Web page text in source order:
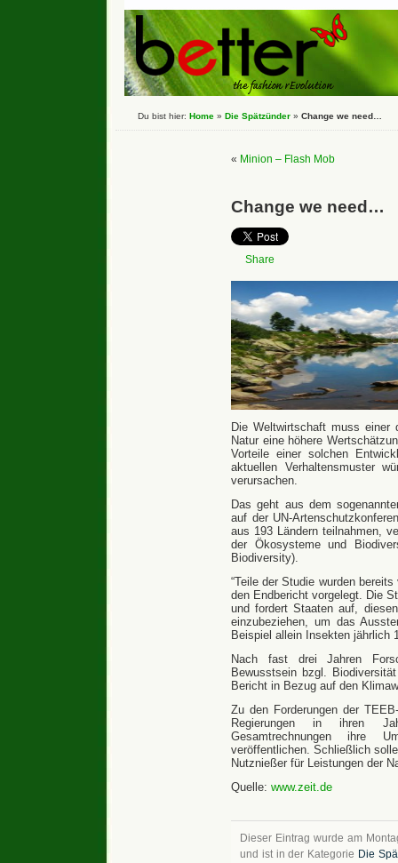
Du bist hier: Home » Die Spätzünder » Change we need…
« Minion – Flash Mob
Change we need…
Share
Die Weltwirtschaft muss einer
Natur eine höhere
Vorteile einer solchen
aktuellen Verhaltensmuster
verursachen.
Das geht aus dem
auf der UN-
aus 193 Ländern teilnahmen,
der Ökosysteme und
Biodiversity).
“Teile der Studie wurden
den Endbericht vorgelegt. Die
und fordert Staaten auf,
einzubeziehen, um das
Beispiel allein Insekten jährlich
Nach fast drei Jahren
Bewusstsein bzgl.
Bericht in Bezug auf den
Zu den Forderungen der
Regierungen in ihren
Gesamtrechnungen ihre
veröffentlichen. Schließlich
Nutznießer für Leistungen der
Quelle: www.zeit.de
Dieser Eintrag wurde am
und ist in der Kategorie Die